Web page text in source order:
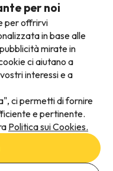
per noi
per offrirvi
in base alle
mirate in
ci aiutano a
interessi e a
ci permetti di fornire
e pertinente.
Politica sui Cookies.